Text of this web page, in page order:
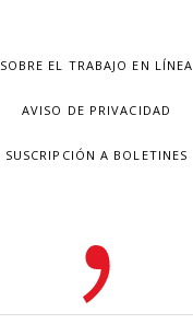
SOBRE EL TRABAJO EN LÍNEA
AVISO DE PRIVACIDAD
SUSCRIPCIÓN A BOLETINES